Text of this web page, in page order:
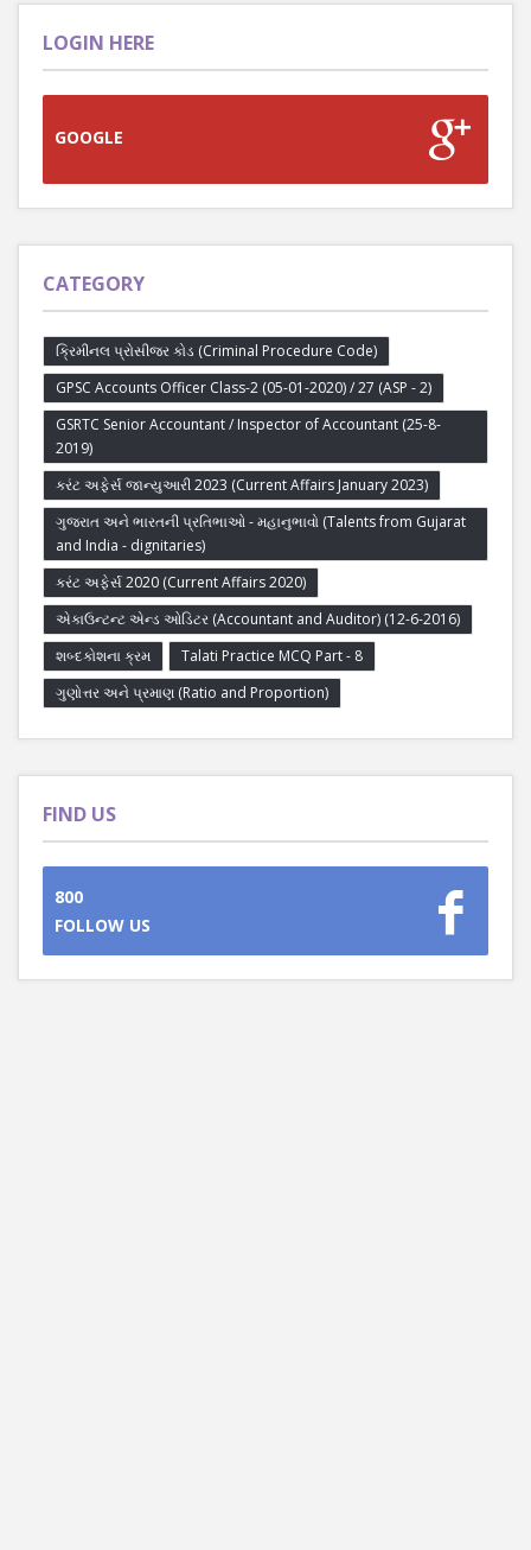
LOGIN HERE
GOOGLE
CATEGORY
ક્રિમીનલ પ્રોસીજર કોડ (Criminal Procedure Code)
GPSC Accounts Officer Class-2 (05-01-2020) / 27 (ASP - 2)
GSRTC Senior Accountant / Inspector of Accountant (25-8-
2019)
કરંટ અફેર્સ જાન્યુઆરી 2023 (Current Affairs January 2023)
ગુજરાત અને ભારતની પ્રતિભાઓ - મહાનુભાવો (Talents from Gujarat
and India - dignitaries)
કરંટ અફેર્સ 2020 (Current Affairs 2020)
એકાઉન્ટન્ટ એન્ડ ઓડિટર (Accountant and Auditor) (12-6-2016)
શબ્દકોશના ક્રમ
Talati Practice MCQ Part - 8
ગુણોત્તર અને પ્રમાણ (Ratio and Proportion)
FIND US
800
FOLLOW US